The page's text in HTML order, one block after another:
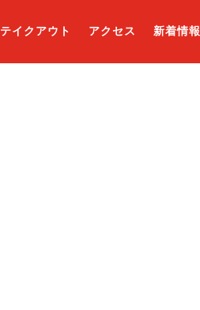
テイクアウト アクセス 新着情報